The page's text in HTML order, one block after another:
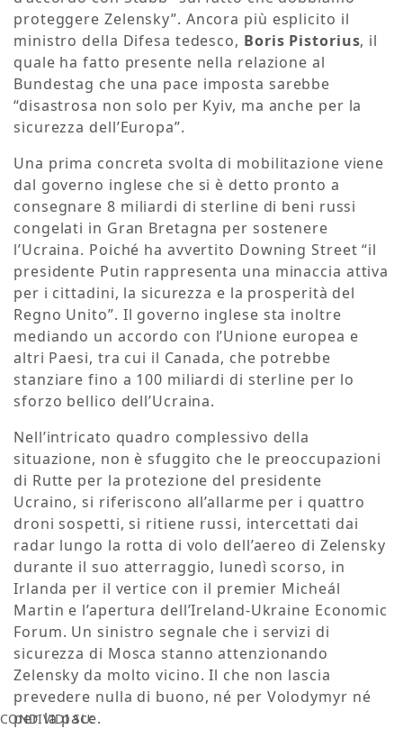
proteggere Zelensky”. Ancora più esplicito il
ministro della Difesa tedesco, Boris Pistorius, il
quale ha fatto presente nella relazione al
Bundestag che una pace imposta sarebbe
“disastrosa non solo per Kyiv, ma anche per la
sicurezza dell’Europa”.
Una prima concreta svolta di mobilitazione viene
dal governo inglese che si è detto pronto a
consegnare 8 miliardi di sterline di beni russi
congelati in Gran Bretagna per sostenere
l’Ucraina. Poiché ha avvertito Downing Street “il
presidente Putin rappresenta una minaccia attiva
per i cittadini, la sicurezza e la prosperità del
Regno Unito”. Il governo inglese sta inoltre
mediando un accordo con l’Unione europea e
altri Paesi, tra cui il Canada, che potrebbe
stanziare fino a 100 miliardi di sterline per lo
sforzo bellico dell’Ucraina.
Nell’intricato quadro complessivo della
situazione, non è sfuggito che le preoccupazioni
di Rutte per la protezione del presidente
Ucraino, si riferiscono all’allarme per i quattro
droni sospetti, si ritiene russi, intercettati dai
radar lungo la rotta di volo dell’aereo di Zelensky
durante il suo atterraggio, lunedì scorso, in
Irlanda per il vertice con il premier Micheál
Martin e l’apertura dell’Ireland-Ukraine Economic
Forum. Un sinistro segnale che i servizi di
sicurezza di Mosca stanno attenzionando
Zelensky da molto vicino. Il che non lascia
prevedere nulla di buono, né per Volodymyr né
per la pace.
CONDIVIDI SU: